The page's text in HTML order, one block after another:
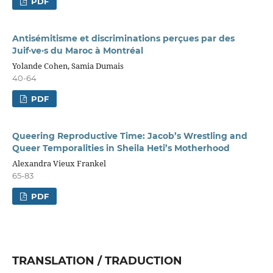
Antisémitisme et discriminations perçues par des
Juif·ve·s du Maroc à Montréal
Yolande Cohen, Samia Dumais
40-64
PDF
Queering Reproductive Time: Jacob’s Wrestling and
Queer Temporalities in Sheila Heti’s Motherhood
Alexandra Vieux Frankel
65-83
PDF
TRANSLATION / TRADUCTION